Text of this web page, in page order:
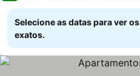
Selecione as datas para ver
exatos.